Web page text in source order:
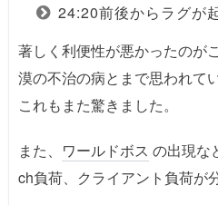
24:20前後からラグが
著しく利便性が悪かったのが
漠の不治の病とまで思われて
これもまた驚きました。
また、 ワールドボス の出現な
ch負荷、クライアント負荷が